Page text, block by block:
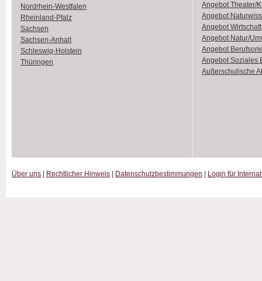
Nordrhein-Westfalen
Rheinland-Pfalz
Sachsen
Sachsen-Anhalt
Schleswig-Holstein
Thüringen
Angebot Theater/
Angebot
Angebot Wirtschaft
Angebot Natur/
Angebot
Angebot Soziales
Außerschulische
Über uns Rechtlicher Hinweis Datenschutzbestimmungen Login für